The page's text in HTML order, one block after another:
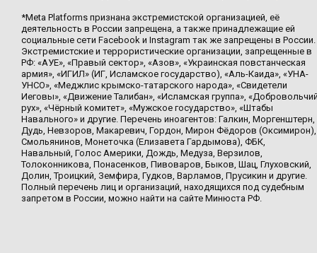
*Meta Platforms признана экстремистской организацией, её
деятельность в России запрещена, а также принадлежащие ей
социальные сети Facebook и Instagram так же запрещены в России.
Экстремистские и террористические организации, запрещенные в
РФ: «АУЕ», «Правый сектор», «Азов», «Украинская повстанческая
армия», «ИГИЛ» (ИГ, Исламское государство), «Аль-Каида», «УНА-
УНСО», «Меджлис крымско-татарского народа», «Свидетели
Иеговы», «Движение Талибан», «Исламская группа»,
рух», «Чёрный комитет», «Мужское государство», «Штабы
Навального» и другие. Перечень иноагентов: Галкин, Моргенштерн,
Дудь, Невзоров, Макаревич, Гордон, Мирон Фёдоров (Оксимирон),
Смольянинов, Монеточка (Елизавета Гардымова), ФБК,
Навальный, Голос Америки, Дождь, Медуза, Верзилов,
Толоконникова, Понасенков, Пивоваров, Быков, Шац, Глуховский,
Долин, Троицкий, Земфира, Гудков, Варламов, Прусикин и другие.
Полный перечень лиц и организаций, находящихся под судебным
запретом в России, можно найти на сайте Минюста РФ.